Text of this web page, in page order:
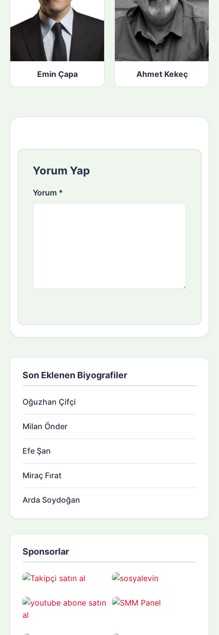
Emin Çapa Ahmet Kekeç
Yorum Yap
Yorum *
Son Eklenen Biyografiler
Oğuzhan Çifçi
Milan Önder
Efe Şan
Miraç Fırat
Arda Soydoğan
Sponsorlar